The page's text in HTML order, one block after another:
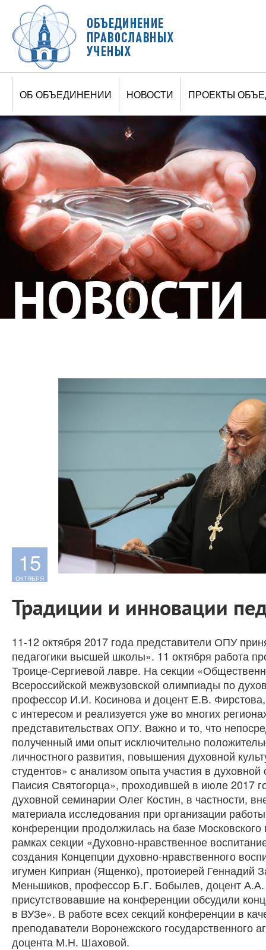
ОБ ОБЪЕДИНЕНИИ НОВОСТИ ПРОЕКТЫ
НОВОСТИ
15
ОКТЯБРЯ
Традиции и инновации
11-12 октября 2017 года представители ОПУ
педагогики высшей школы». 11 октября работа
Троице-Сергиевой лавре. На секции
Всероссийской межвузовской олимпиады по
профессор И.И. Косинова и доцент Е.В.
с интересом и реализуется уже во многих
представительствах ОПУ. Важно и то, что
полученный ими опыт исключительно
личностного развития, повышения духовной
студентов» с анализом опыта участия в
Паисия Святогорца», проходившей в июле 2017
духовной семинарии Олег Костин, в частности,
материала исследования при организации
конференции продолжилась на базе Московского
рамках секции «Духовно-нравственное
создания Концепции духовно-нравственного
игумен Киприан (Ященко), протоиерей
Меньшиков, профессор Б.Г. Бобылев, доцент
присутствовавшие на конференции обсудили
в ВУЗе». В работе всех секций конференции в
преподаватели Воронежского государственного
доцента М.Н. Шаховой.